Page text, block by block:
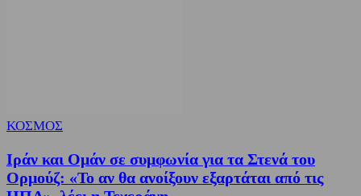
ΚΟΣΜΟΣ
Ιράν και Ομάν σε συμφωνία για τα Στενά του
Ορμούζ: «Το αν θα ανοίξουν εξαρτάται από τις